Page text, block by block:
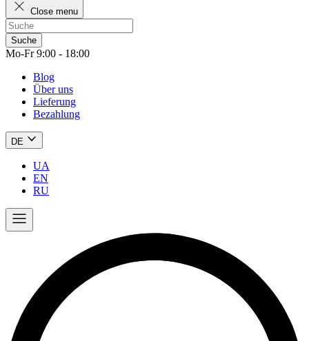
Close menu
Suche
Mo-Fr 9:00 - 18:00
Blog
Über uns
Lieferung
Bezahlung
DE
UA
EN
RU